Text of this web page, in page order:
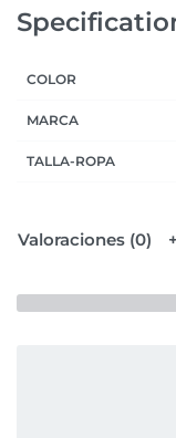
COLOR
MARCA
TALLA-ROPA
Valoraciones (0)